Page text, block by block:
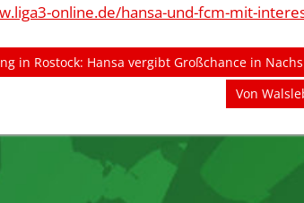
online.de/hansa-und-fcm-mit-
in Rostock: Hansa vergibt Großchance in
Nächster
Beitrag:
Von